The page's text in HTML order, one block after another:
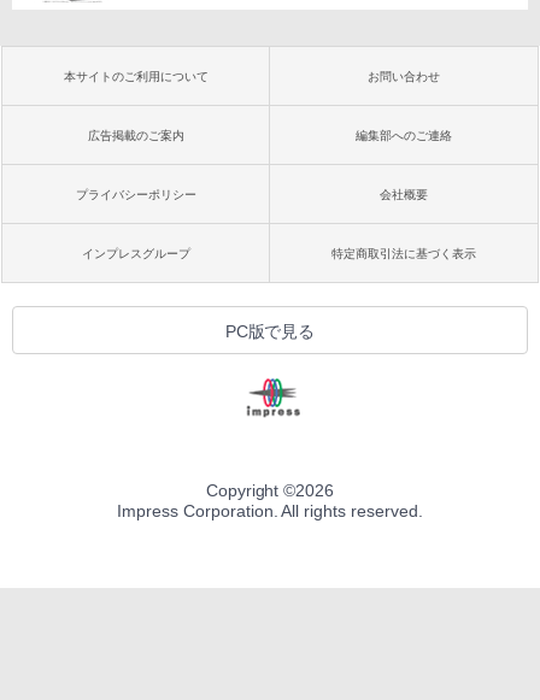
本サイトのご利用について お問い合わせ
広告掲載のご案内 編集部へのご連絡
プライバシーポリシー 会社概要
インプレスグループ 特定商取引法に基づく表示
PC版で見る
Copyright ©2026
Impress Corporation. All rights reserved.